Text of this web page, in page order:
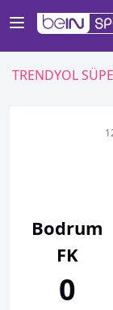
TRENDYOL
Bodrum
FK
0